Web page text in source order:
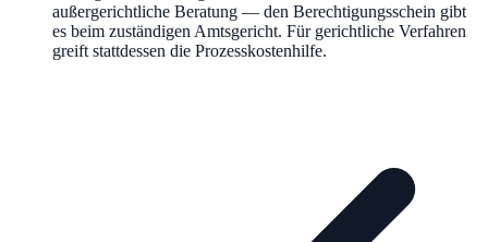
außergerichtliche Beratung — den Berechtigungsschein gibt
es beim zuständigen Amtsgericht. Für gerichtliche Verfahren
greift stattdessen die Prozesskostenhilfe.